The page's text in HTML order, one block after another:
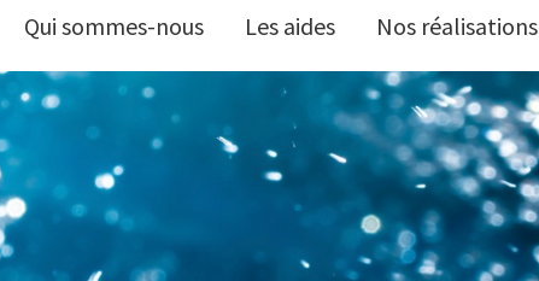
Douches
LAPIERRE
Douches
LAPIERRE
Qui sommes-nous Les aides Nos réalisations